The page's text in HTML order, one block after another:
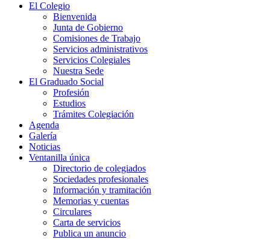
El Colegio
Bienvenida
Junta de Gobierno
Comisiones de Trabajo
Servicios administrativos
Servicios Colegiales
Nuestra Sede
El Graduado Social
Profesión
Estudios
Trámites Colegiación
Agenda
Galería
Noticias
Ventanilla única
Directorio de colegiados
Sociedades profesionales
Información y tramitación
Memorias y cuentas
Circulares
Carta de servicios
Publica un anuncio